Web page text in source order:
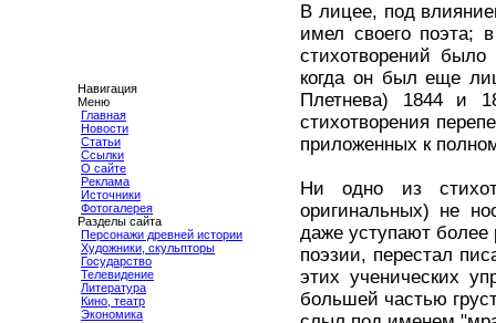
Навигация
Меню
Главная
Новости
Статьи
Ссылки
О сайте
Реклама
Источники
Фотогалерея
Разделы сайта
Персонажи древней истории
Художники, скульпторы
Государство
Телевидение
Литература
Кино, театр
Экономика
В лицее, под
имел своего поэта;
стихотворений
когда он был еще
Плетнева) 1844 и
стихотворения
приложенных к
Ни одно из
оригинальных) не
даже уступают более
поэзии, перестал
этих ученических
большей частью